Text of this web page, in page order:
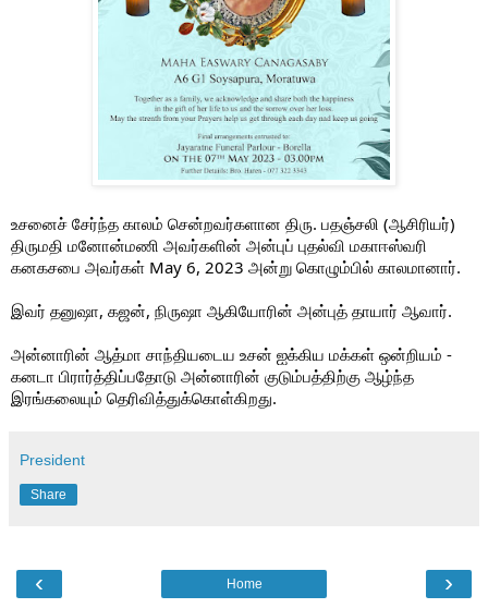
உசனைச் சேர்ந்த காலம் சென்றவர்களான திரு. பதஞ்சலி (ஆசிரியர்)
திருமதி மனோன்மணி அவர்களின் அன்புப் புதல்வி மகாஈஸ்வரி
கனகசபை அவர்கள் May 6, 2023 அன்று கொழும்பில் காலமானார்.
இவர் தனுஷா, கஜன், நிருஷா ஆகியோரின் அன்புத் தாயார் ஆவார்.
அன்னாரின் ஆத்மா சாந்தியடைய உசன் ஐக்கிய மக்கள் ஒன்றியம் -
கனடா பிரார்த்திப்பதோடு அன்னாரின் குடும்பத்திற்கு ஆழ்ந்த
இரங்கலையும் தெரிவித்துக்கொள்கிறது.
President
Share
‹ ›
Home